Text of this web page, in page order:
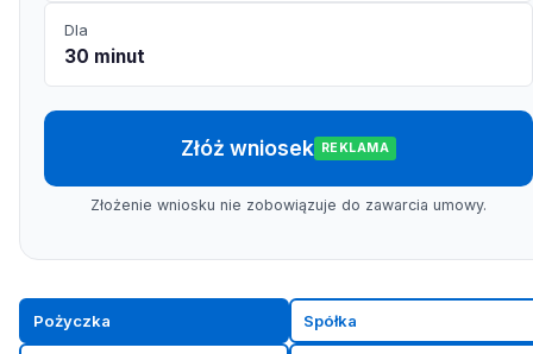
Dla
30 minut
Złóż wniosek REKLAMA
Złożenie wniosku nie zobowiązuje do zawarcia umowy.
Pożyczka Spółka